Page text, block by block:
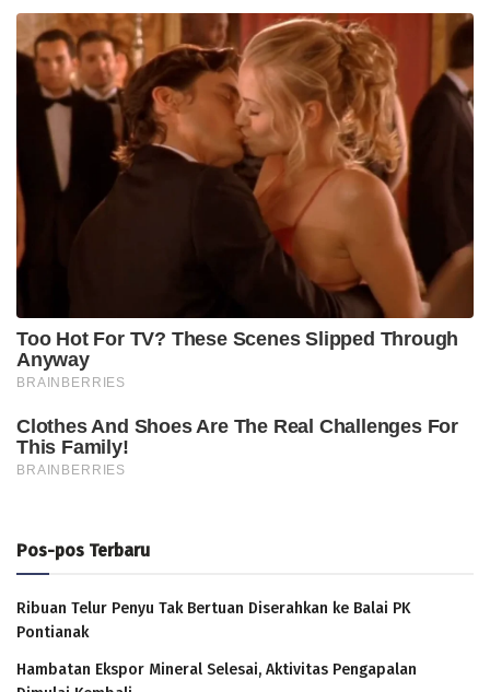
Pos-pos Terbaru
Ribuan Telur Penyu Tak Bertuan Diserahkan ke Balai PK
Pontianak
Hambatan Ekspor Mineral Selesai, Aktivitas Pengapalan